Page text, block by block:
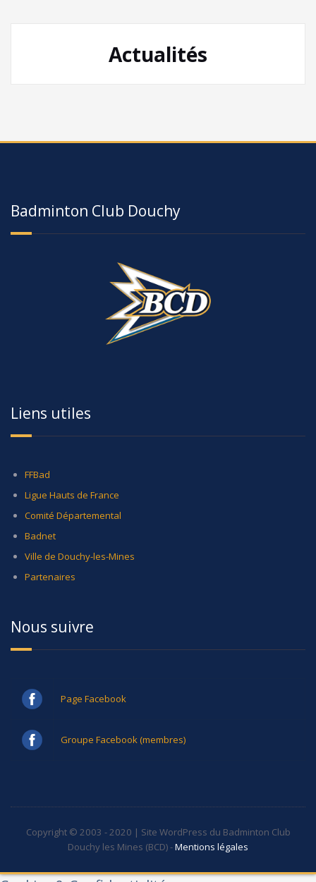
Actualités
Badminton Club Douchy
Liens utiles
FFBad
Ligue Hauts de France
Comité Départemental
Badnet
Ville de Douchy-les-Mines
Partenaires
Nous suivre
Page Facebook
Groupe Facebook (membres)
Copyright © 2003 - 2020 | Site WordPress du Badminton Club
Douchy les Mines (BCD) -Mentions légales